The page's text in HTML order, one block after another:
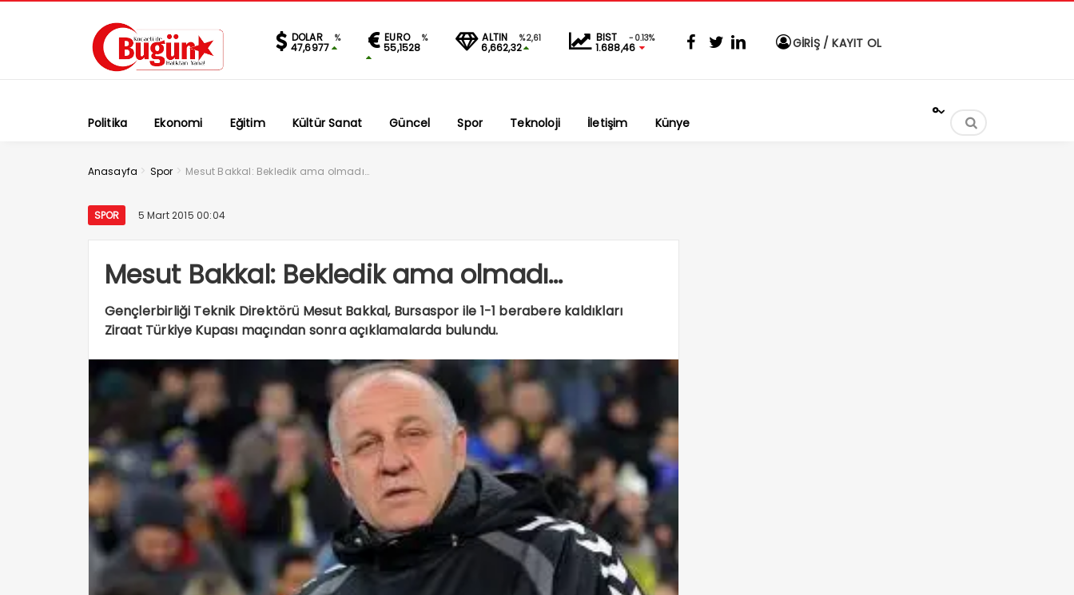
DOLAR %
47,6977
EURO %
55,1528
ALTIN %2,61
6,662,32
BIST -0.13%
1.688,46 GİRİŞ / KAYIT OL
Politika Ekonomi Eğitim Kültür Sanat Güncel Spor Teknoloji İletişim Künye
°
Anasayfa > Spor > Mesut Bakkal: Bekledik ama olmadı…
SPOR 5 Mart 2015 00:04
Mesut Bakkal: Bekledik ama olmadı…
Gençlerbirliği Teknik Direktörü Mesut Bakkal, Bursaspor ile 1-1 berabere kaldıkları
Ziraat Türkiye Kupası maçından sonra açıklamalarda bulundu.